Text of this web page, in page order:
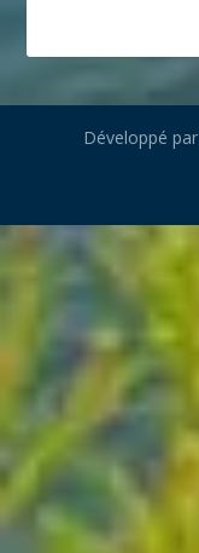
Développé par